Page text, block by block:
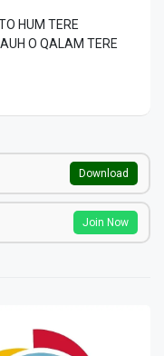
O QALAM TERE
Download
Join Now